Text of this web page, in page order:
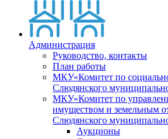
Администрация
Руководство, контакты
План работы
МКУ«Комитет по
Слюдянского
МКУ«Комитет по
имуществом и земельным
Слюдянского
Аукционы